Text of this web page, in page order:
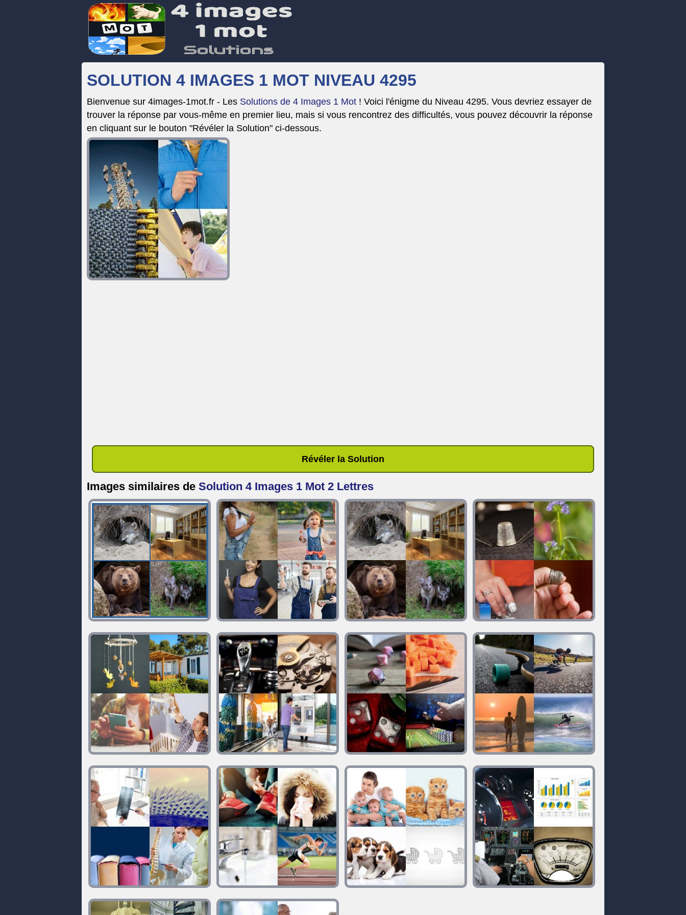
SOLUTION 4 IMAGES 1 MOT NIVEAU 4295
Bienvenue sur 4images-1mot.fr - Les Solutions de 4 Images 1 Mot ! Voici l'énigme du Niveau 4295. Vous devriez essayer de
trouver la réponse par vous-même en premier lieu, mais si vous rencontrez des difficultés, vous pouvez découvrir la réponse
en cliquant sur le bouton "Révéler la Solution" ci-dessous.
Révéler la Solution
Images similaires de Solution 4 Images 1 Mot 2 Lettres